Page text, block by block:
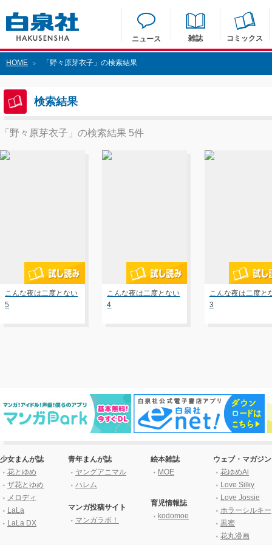
ニュース 雑誌 コミックス
HOME > 「野々原芽衣子」の検索結果
検索結果
「野々原芽衣子」の検索結果 5件
こんな夜は二度とない
5
こんな夜は二度とない
4
こんな夜は二度と
3
少女まんが誌
花とゆめ
ザ花とゆめ
メロディ
LaLa
LaLa DX
青年まんが誌
ヤングアニマル
ハレム
マンガ投稿サイト
マンガラボ！
絵本雑誌
MOE
育児情報誌
kodomoe
ウェブ・マガジン
花ゆめAi
Love Silky
Love Jossie
ホラーシルキー
黒蜜
花丸漫画